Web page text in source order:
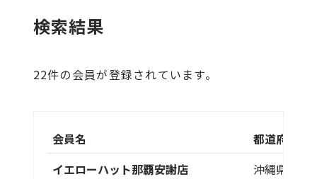
検索結果
22件の会員が登録されています。
会員名 都道府県
イエローハット那覇安謝店
沖縄県